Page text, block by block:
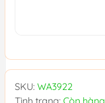
SKU: WA3922
Tình trạng: Còn hàng